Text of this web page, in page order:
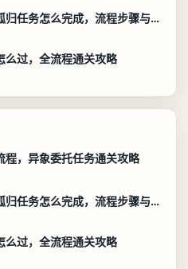
异环异象委托唤孤归任务怎么完成，流程步骤与位置攻略
么过，全流程通关攻略
程，异象委托任务通关攻略
异环异象委托唤孤归任务怎么完成，流程步骤与位置攻略
么过，全流程通关攻略